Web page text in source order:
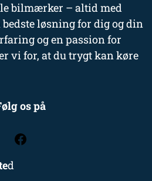
bilmærker – altid med
løsning for dig og din
og en passion for
vi for, at du trygt kan køre
os på
d